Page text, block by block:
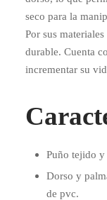
seco para la
Por sus
durable. Cuenta
incrementar su
Puño tejido y
Dorso y
de pvc.